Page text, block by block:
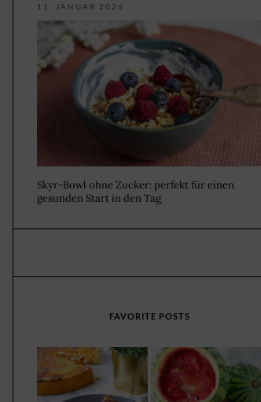
11. JANUAR 2026
Skyr-Bowl ohne Zucker: perfekt für einen
gesunden Start in den Tag
FAVORITE POSTS